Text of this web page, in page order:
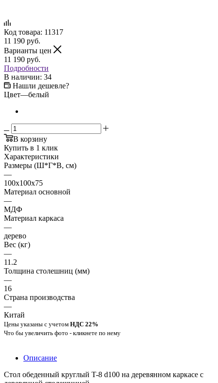
Код товара: 11317
11 190 руб.
Варианты цен
11 190 руб.
Подробности
В наличии: 34
Нашли дешевле?
Цвет—белый
В корзину
Купить в 1 клик
Характеристики
Размеры (Ш*Г*В, см)
—
100x100x75
Материал основной
—
МДФ
Материал каркаса
—
дерево
Вес (кг)
—
11.2
Толщина столешниц (мм)
—
16
Страна производства
—
Китай
Цены указаны с учетом НДС 22%
Что бы увеличить фото - кликнете по нему
Описание
Стол обеденный круглый T-8 d100 на деревянном каркасе с